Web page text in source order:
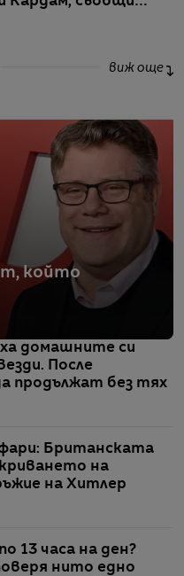
виж още
който
домашните си
После
продължат без тях
Британската
на
на Хитлер
13 часа на ден?
нито едно